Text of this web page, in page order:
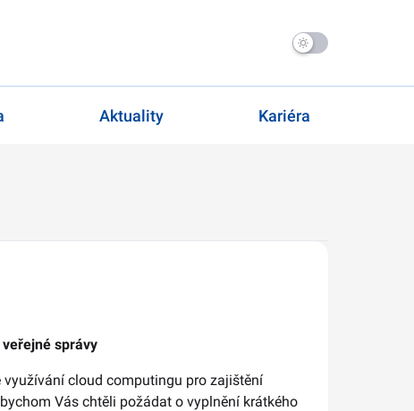
Aktuality Kariéra
správy
využívání cloud computingu pro zajištění
Vás chtěli požádat o vyplnění krátkého